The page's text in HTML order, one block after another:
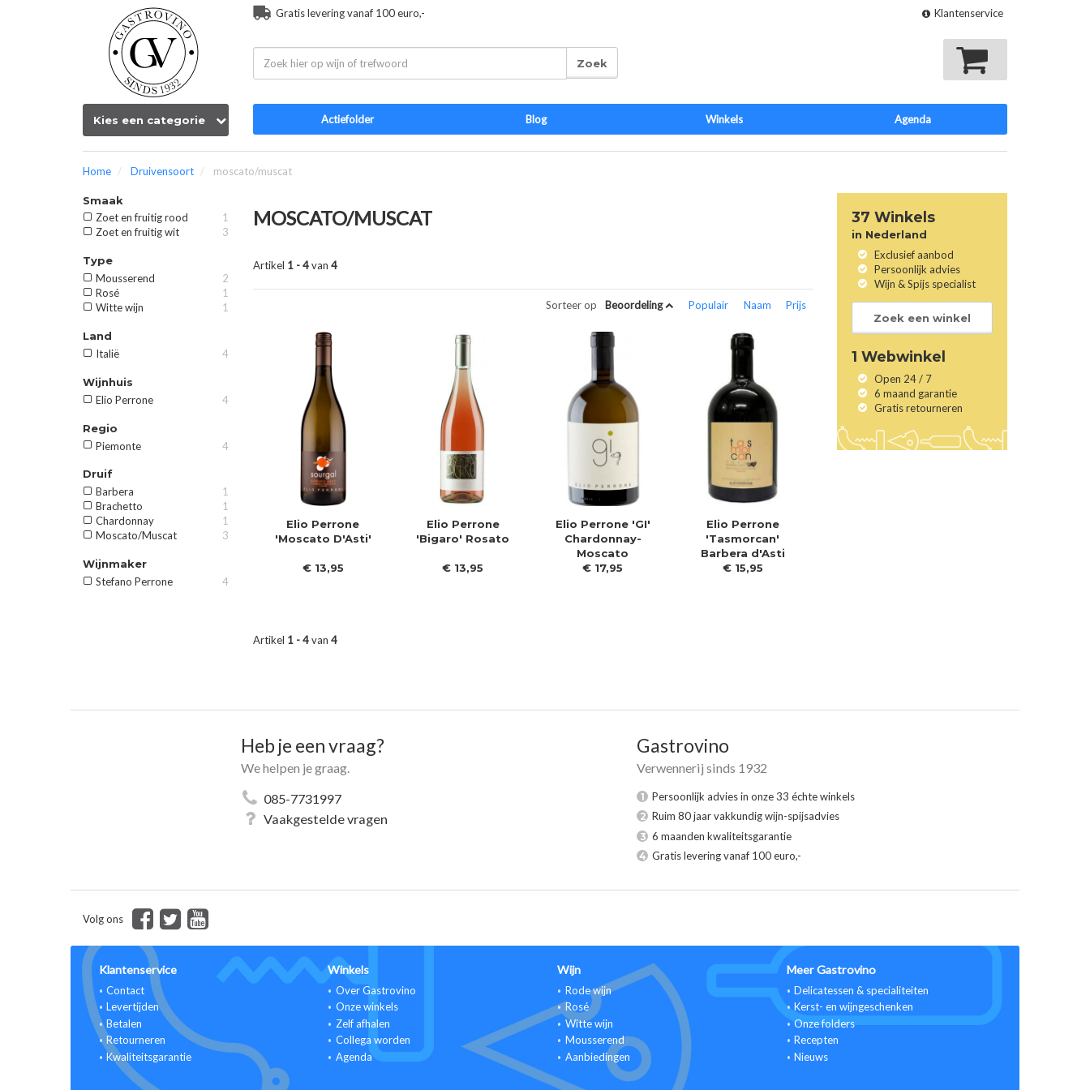
Gratis levering vanaf 100 euro,- Klantenservice
Zoek
Mijn winkelmand
Kies een categorie Actiefolder Blog Winkels Agenda
Home Druivensoort moscato/muscat
Smaak
1
Zoet en fruitig rood
3
Zoet en fruitig wit
Type
2
Mousserend
1
Rosé
1
Witte wijn
Land
4
Italië
Wijnhuis
4
Elio Perrone
Regio
4
Piemonte
Druif
1
Barbera
1
Brachetto
1
Chardonnay
3
Moscato/Muscat
Wijnmaker
4
Stefano Perrone
MOSCATO/MUSCAT
Artikel 1 - 4van 4
Sorteer op Beoordeling Populair Naam Prijs
Elio Perrone
'Moscato D'Asti'
€ 13,95
Elio Perrone
'Bigaro' Rosato
€ 13,95
Elio Perrone 'GI'
Chardonnay-
Moscato
€ 17,95
Elio Perrone
'Tasmorcan'
Barbera d'Asti
€ 15,95
Artikel 1 - 4van 4
37 Winkels
in Nederland
Exclusief aanbod
Persoonlijk advies
Wijn & Spijs specialist
Zoek een winkel
1 Webwinkel
Open 24 / 7
6 maand garantie
Gratis retourneren
Heb je een vraag?
We helpen je graag.
085-7731997
Vaakgestelde vragen
Gastrovino
Verwennerij sinds 1932
1 Persoonlijk advies in onze 33 échte winkels
2 Ruim 80 jaar vakkundig wijn-spijsadvies
3 6 maanden kwaliteitsgarantie
4 Gratis levering vanaf 100 euro,-
Volg ons
Klantenservice
Contact
Levertijden
Betalen
Retourneren
Kwaliteitsgarantie
Winkels
Over Gastrovino
Onze winkels
Zelf afhalen
Collega worden
Agenda
Wijn
Rode wijn
Rosé
Witte wijn
Mousserend
Aanbiedingen
Meer Gastrovino
Delicatessen & specialiteiten
Kerst- en wijngeschenken
Onze folders
Recepten
Nieuws